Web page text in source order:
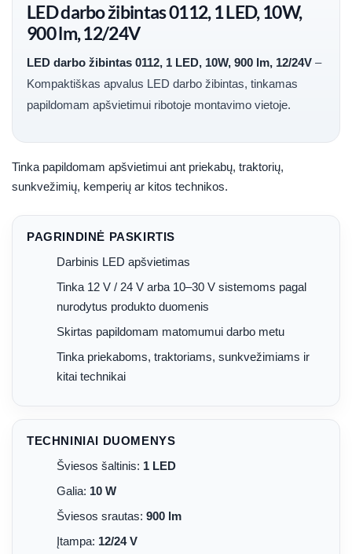
LED darbo žibintas 0112, 1 LED, 10W,
900 lm, 12/24V
LED darbo žibintas 0112, 1 LED, 10W, 900 lm, 12/24V –
Kompaktiškas apvalus LED darbo žibintas, tinkamas
papildomam apšvietimui ribotoje montavimo vietoje.
Tinka papildomam apšvietimui ant priekabų, traktorių,
sunkvežimių, kemperių ar kitos technikos.
PAGRINDINĖ PASKIRTIS
Darbinis LED apšvietimas
Tinka 12 V / 24 V arba 10–30 V sistemoms pagal
nurodytus produkto duomenis
Skirtas papildomam matomumui darbo metu
Tinka priekaboms, traktoriams, sunkvežimiams ir
kitai technikai
TECHNINIAI DUOMENYS
Šviesos šaltinis: 1 LED
Galia: 10 W
Šviesos srautas: 900 lm
Įtampa: 12/24 V